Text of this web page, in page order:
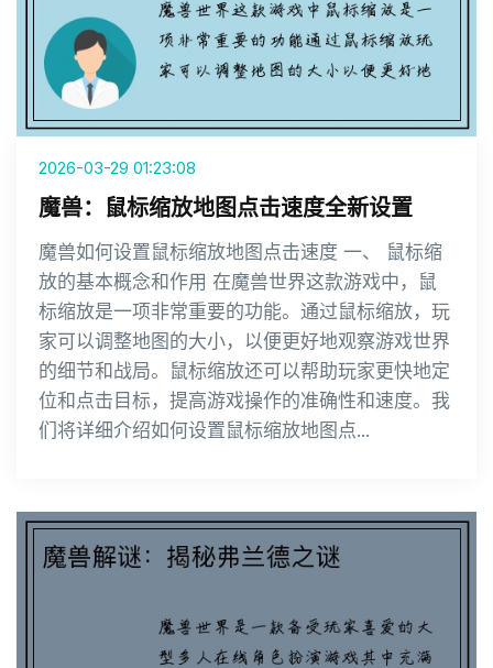
2026-03-29 01:23:08
魔兽：鼠标缩放地图点击速度全新设置
魔兽如何设置鼠标缩放地图点击速度 一、 鼠标缩
放的基本概念和作用 在魔兽世界这款游戏中，鼠
标缩放是一项非常重要的功能。通过鼠标缩放，玩
家可以调整地图的大小，以便更好地观察游戏世界
的细节和战局。鼠标缩放还可以帮助玩家更快地定
位和点击目标，提高游戏操作的准确性和速度。我
们将详细介绍如何设置鼠标缩放地图点...